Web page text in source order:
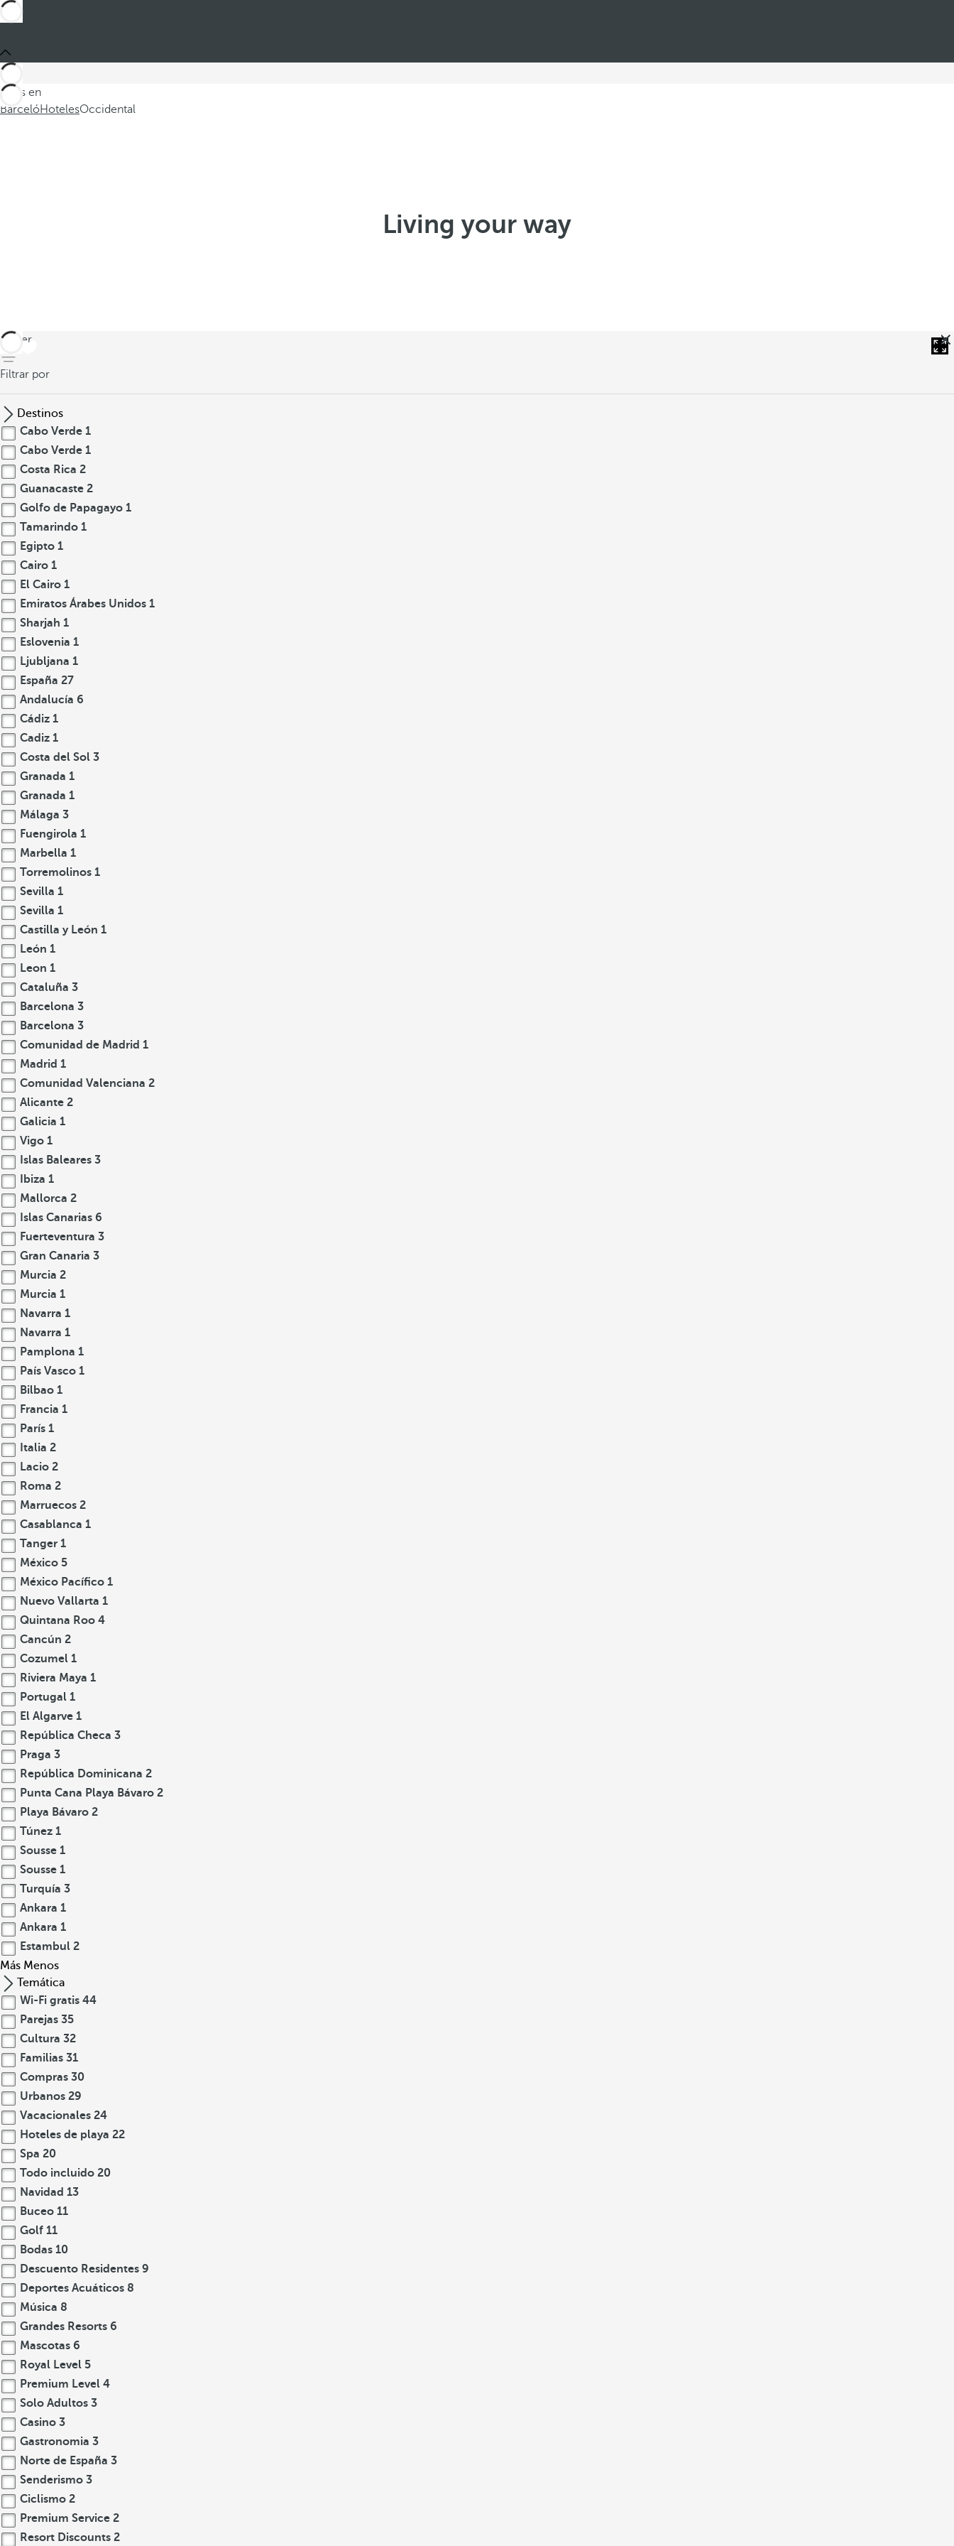
Estás en
BarcelóHotelesOccidental
Living your way
volver
Filtrar por
Destinos
Cabo Verde 1
Cabo Verde 1
Costa Rica 2
Guanacaste 2
Golfo de Papagayo 1
Tamarindo 1
Egipto 1
Cairo 1
El Cairo 1
Emiratos Árabes Unidos 1
Sharjah 1
Eslovenia 1
Ljubljana 1
España 27
Andalucía 6
Cádiz 1
Cadiz 1
Costa del Sol 3
Granada 1
Granada 1
Málaga 3
Fuengirola 1
Marbella 1
Torremolinos 1
Sevilla 1
Sevilla 1
Castilla y León 1
León 1
Leon 1
Cataluña 3
Barcelona 3
Barcelona 3
Comunidad de Madrid 1
Madrid 1
Comunidad Valenciana 2
Alicante 2
Galicia 1
Vigo 1
Islas Baleares 3
Ibiza 1
Mallorca 2
Islas Canarias 6
Fuerteventura 3
Gran Canaria 3
Murcia 2
Murcia 1
Navarra 1
Navarra 1
Pamplona 1
País Vasco 1
Bilbao 1
Francia 1
París 1
Italia 2
Lacio 2
Roma 2
Marruecos 2
Casablanca 1
Tanger 1
México 5
México Pacífico 1
Nuevo Vallarta 1
Quintana Roo 4
Cancún 2
Cozumel 1
Riviera Maya 1
Portugal 1
El Algarve 1
República Checa 3
Praga 3
República Dominicana 2
Punta Cana Playa Bávaro 2
Playa Bávaro 2
Túnez 1
Sousse 1
Sousse 1
Turquía 3
Ankara 1
Ankara 1
Estambul 2
Más Menos
Temática
Wi-Fi gratis 44
Parejas 35
Cultura 32
Familias 31
Compras 30
Urbanos 29
Vacacionales 24
Hoteles de playa 22
Spa 20
Todo incluido 20
Navidad 13
Buceo 11
Golf 11
Bodas 10
Descuento Residentes 9
Deportes Acuáticos 8
Música 8
Grandes Resorts 6
Mascotas 6
Royal Level 5
Premium Level 4
Solo Adultos 3
Casino 3
Gastronomia 3
Norte de España 3
Senderismo 3
Ciclismo 2
Premium Service 2
Resort Discounts 2